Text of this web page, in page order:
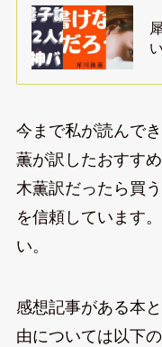
今まで私が読んで
薫が訳したおすす
木薫訳だったら買
を信頼しています
い。
感想記事がある本
由については以下